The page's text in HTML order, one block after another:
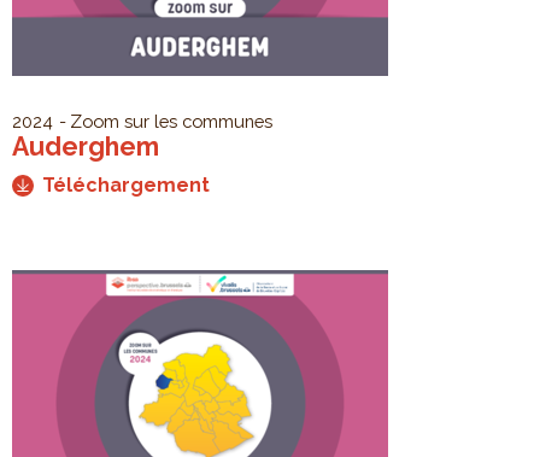
2024 Zoom sur les communes
Auderghem
Téléchargement